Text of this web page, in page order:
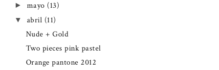
► mayo (13)
▼ abril (11)
Nude + Gold
Two pieces pink pastel
Orange pantone 2012